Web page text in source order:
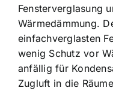
Fensterverglasung
Wärmedämmung.
einfachverglasten
wenig Schutz vor
anfällig für
Zugluft in die